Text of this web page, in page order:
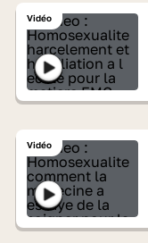
Vidéo
Vidéo